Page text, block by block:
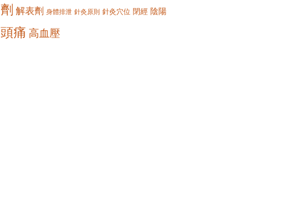
劑 解表劑 身體排泄 針灸原則 針灸穴位 閉經 陰陽
頭痛 高血壓